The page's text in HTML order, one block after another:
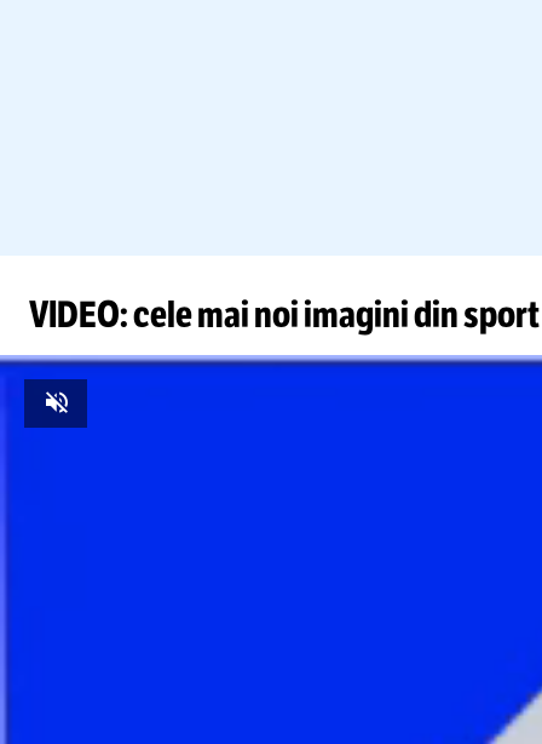
VIDEO: cele mai noi imagini din sport
Unmute